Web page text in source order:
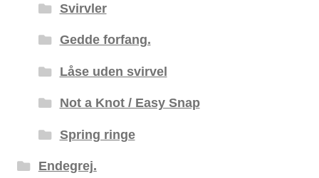
Svirvler
Gedde forfang.
Låse uden svirvel
Not a Knot / Easy Snap
Spring ringe
Endegrej.